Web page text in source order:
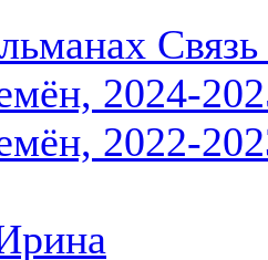
2024-
2022-